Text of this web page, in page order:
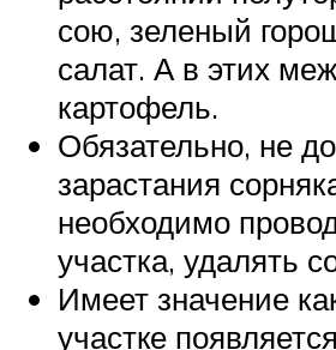
сою, зеленый
салат. А в этих
картофель.
Обязательно, не
зарастания
необходимо
участка, удалять
Имеет значение
участке